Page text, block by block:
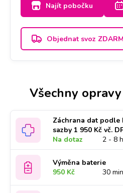
Najít pobočku
Objednat svoz
Všechny
Záchrana dat podle
sazby 1 950 Kč vč.
Na dotaz
2 - 8
Výměna baterie
950 Kč
30 min